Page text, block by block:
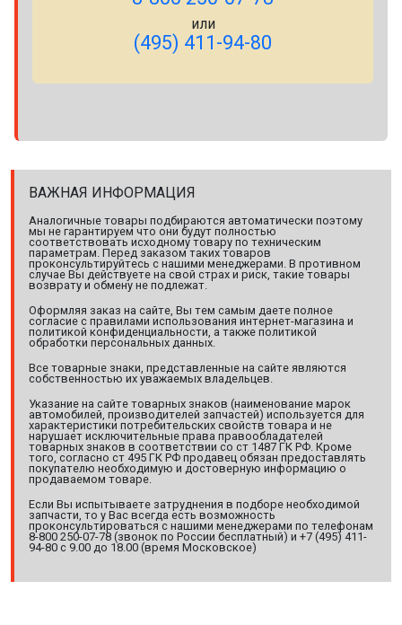
или
(495) 411-94-80
ВАЖНАЯ ИНФОРМАЦИЯ
Аналогичные товары подбираются автоматически поэтому
мы не гарантируем что они будут полностью
соответствовать исходному товару по техническим
параметрам. Перед заказом таких товаров
проконсультируйтесь с нашими менеджерами. В противном
случае Вы действуете на свой страх и риск, такие товары
возврату и обмену не подлежат.
Оформляя заказ на сайте, Вы тем самым даете полное
согласие с правилами использования интернет-магазина и
политикой конфиденциальности, а также политикой
обработки персональных данных.
Все товарные знаки, представленные на сайте являются
собственностью их уважаемых владельцев.
Указание на сайте товарных знаков (наименование марок
автомобилей, производителей запчастей) используется для
характеристики потребительских свойств товара и не
нарушает исключительные права правообладателей
товарных знаков в соответствии со ст 1487 ГК РФ. Кроме
того, согласно ст 495 ГК РФ продавец обязан предоставлять
покупателю необходимую и достоверную информацию о
продаваемом товаре.
Если Вы испытываете затруднения в подборе необходимой
запчасти, то у Вас всегда есть возможность
проконсультироваться с нашими менеджерами по телефонам
8-800 250-07-78 (звонок по России бесплатный) и +7 (495) 411-
94-80 с 9.00 до 18.00 (время Московское)